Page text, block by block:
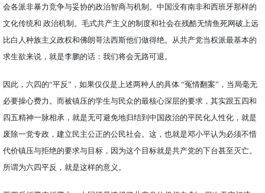
会各派非暴力竞争与妥协的政治智商与机制。中国没有南非和西班牙那样的
文化传统和 政治机制。毛式共产主义的制度和社会在残酷无情鱼死网破上远
比白人种族主义政权和佛朗哥法西斯他们做得绝。从共产党当权派最基本的
求生欲来说，就是李鹏的话：我们将会无路可退。
因此，六四的“平反”，如果仅仅是上述两种人的具体 “冤情翻案”，当局毫无
必要操心费力。而被镇压的学生与民众的最核心深层的要求，其实跟五四和
四五精神一脉相承，就是无可避免地归结到中国政治的平民化人性化，就是
废除一党专政，建立民主公正的公民社会。这，也就是邓小平认为必须不惜
代价镇压与拒绝的要求与目标，因为这个目标就是共产党的下台甚至灭亡。
所谓为六四平反，就是这样的意义。